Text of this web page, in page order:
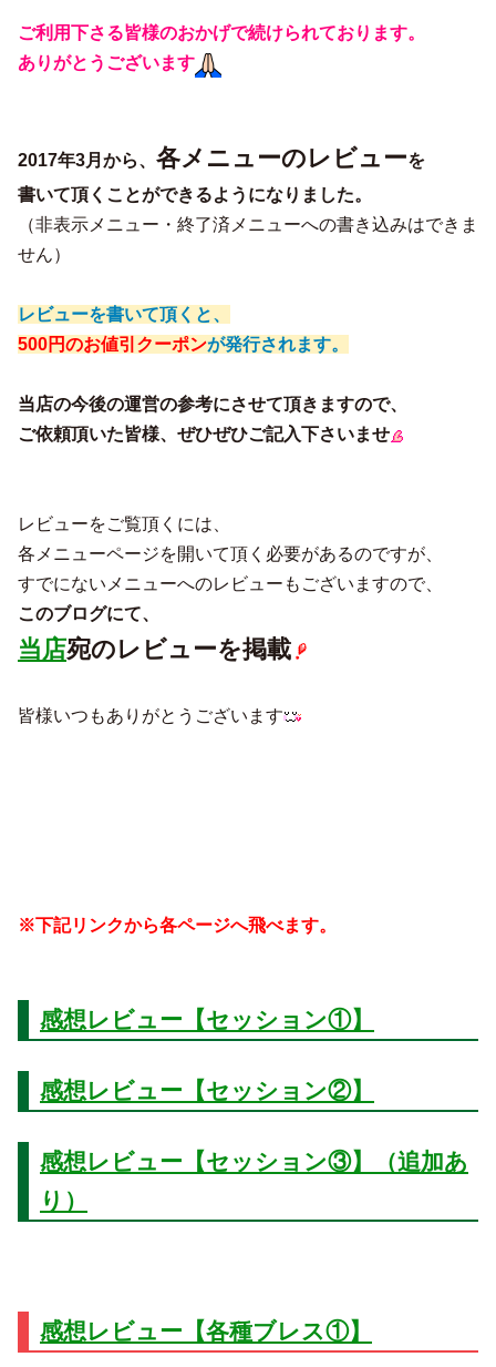
ご利用下さる皆様のおかげで続けられております。
ありがとうございます
2017年3月から、 各メニューのレビューを
書いて頂くことができるようになりました。
（非表示メニュー・終了済メニューへの書き込みはできま
せん）
レビューを書いて頂くと、
500円のお値引クーポンが発行されます。
当店の今後の運営の参考にさせて頂きますので、
ご依頼頂いた皆様、ぜひぜひご記入下さいませ
レビューをご覧頂くには、
各メニューページを開いて頂く必要があるのですが、
すでにないメニューへのレビューもございますので、
このブログにて、
当店宛のレビューを掲載
皆様いつもありがとうございます
※下記リンクから各ページへ飛べます。
感想レビュー【セッション①】
感想レビュー【セッション②】
感想レビュー【セッション③】（追加あ
り）
感想レビュー【各種ブレス①】